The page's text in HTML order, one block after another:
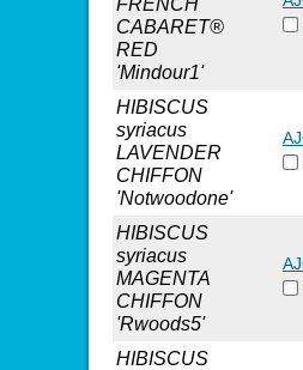
FRENCH
CABARET®
RED
'Mindour1'
HIBISCUS
syriacus
LAVENDER
CHIFFON
'Notwoodone'
HIBISCUS
syriacus
MAGENTA
CHIFFON
'Rwoods5'
HIBISCUS